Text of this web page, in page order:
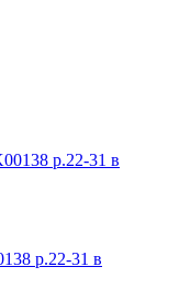
р.22-31 в